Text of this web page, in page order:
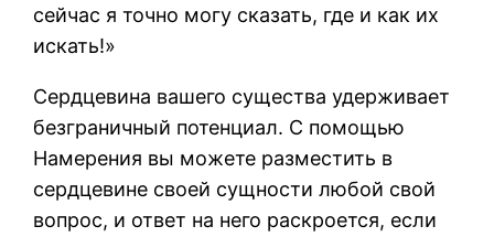
сейчас я точно могу сказать, где и как их
искать!»
Сердцевина вашего существа удерживает
безграничный потенциал. С помощью
Намерения вы можете разместить в
сердцевине своей сущности любой свой
вопрос, и ответ на него раскроется, если